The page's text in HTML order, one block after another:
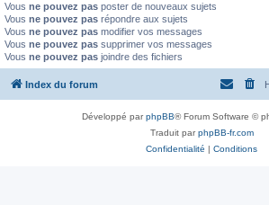
Vous ne pouvez pas poster de nouveaux sujets
Vous ne pouvez pas répondre aux sujets
Vous ne pouvez pas modifier vos messages
Vous ne pouvez pas supprimer vos messages
Vous ne pouvez pas joindre des fichiers
Index du forum
Développé parphpBB® Forum Software ©
Traduit parphpBB-fr.com
Confidentialité | Conditions